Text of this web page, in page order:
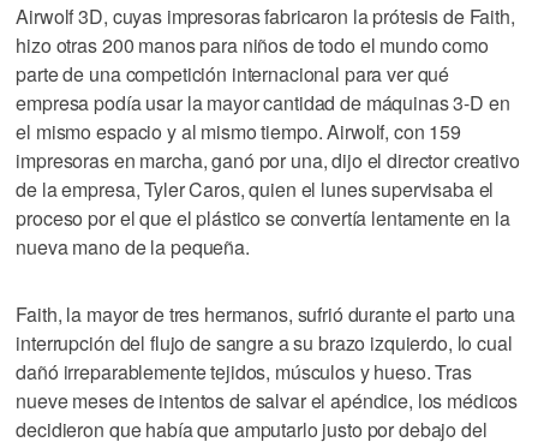
Airwolf 3D, cuyas impresoras fabricaron la prótesis de Faith,
hizo otras 200 manos para niños de todo el mundo como
parte de una competición internacional para ver qué
empresa podía usar la mayor cantidad de máquinas 3-D en
el mismo espacio y al mismo tiempo. Airwolf, con 159
impresoras en marcha, ganó por una, dijo el director creativo
de la empresa, Tyler Caros, quien el lunes supervisaba el
proceso por el que el plástico se convertía lentamente en la
nueva mano de la pequeña.
Faith, la mayor de tres hermanos, sufrió durante el parto una
interrupción del flujo de sangre a su brazo izquierdo, lo cual
dañó irreparablemente tejidos, músculos y hueso. Tras
nueve meses de intentos de salvar el apéndice, los médicos
decidieron que había que amputarlo justo por debajo del